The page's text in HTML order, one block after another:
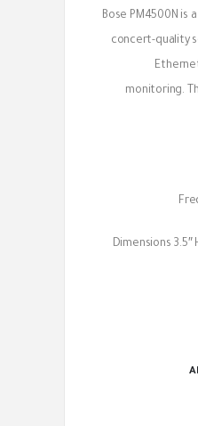
Bose PM4500N is
concert-quality
monitoring.
Dimensions 3.5″